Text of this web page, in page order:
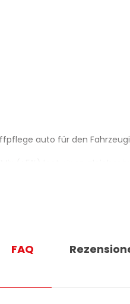
auto für den
und gleicht das
FAQ